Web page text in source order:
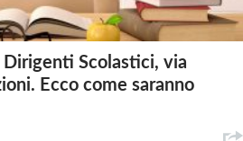
Dirigenti Scolastici, via
Ecco come saranno